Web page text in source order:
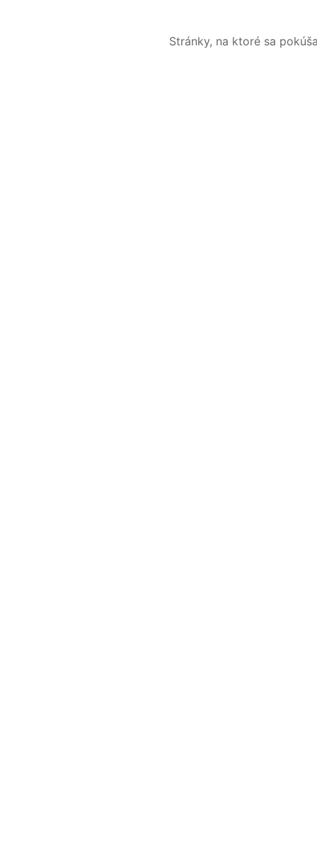
Stránky, na ktoré sa